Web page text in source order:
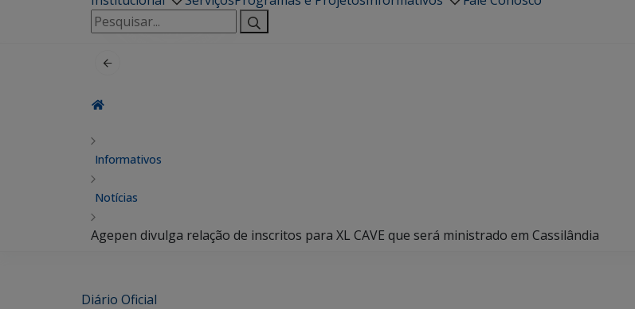
Pesquisar
por:
Informativos
Notícias
Agepen divulga relação de inscritos para XL CAVE que será ministrado em Cassilândia
Diário Oficial